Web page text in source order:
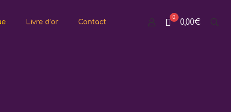
Livre d’or Contact
0
0,00€